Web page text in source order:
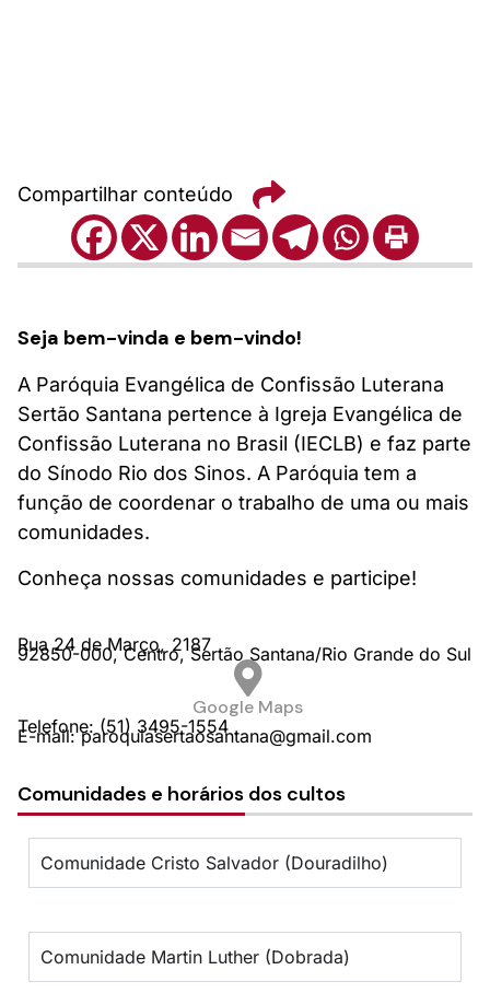
Compartilhar conteúdo
Seja bem-vinda e bem-vindo!
A Paróquia Evangélica de Confissão Luterana
Sertão Santana pertence à Igreja Evangélica de
Confissão Luterana no Brasil (IECLB) e faz parte
do Sínodo Rio dos Sinos. A Paróquia tem a
função de coordenar o trabalho de uma ou mais
comunidades.
Conheça nossas comunidades e participe!
Rua 24 de Março, 2187
92850-000, Centro, Sertão Santana/Rio Grande do Sul
Google Maps
Telefone: (51) 3495-1554
E-mail: paroquiasertaosantana@gmail.com
Comunidades e horários dos cultos
Comunidade Cristo Salvador (Douradilho)
Comunidade Martin Luther (Dobrada)